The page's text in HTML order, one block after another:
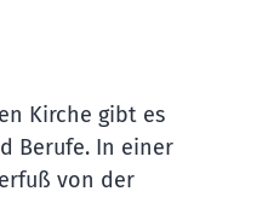
Kirche gibt es
Berufe. In einer
von der